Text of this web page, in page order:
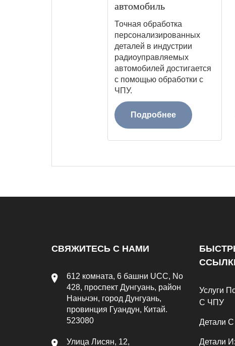
автомобиль
Точная обработка
персонализированных
деталей в индустрии
радиоуправляемых
автомобилей достигается
с помощью обработки с
ЧПУ.
Подробнее
СВЯЖИТЕСЬ С НАМИ
612 комната, 6 башни UCC, No
428, проспект Дунгуань, район
Наньчэн, город Дунгуань,
провинция Гуандун, Китай.
523080
Улица Лисян, 12,
Услуги
С ЧПУ
Детали
Детали